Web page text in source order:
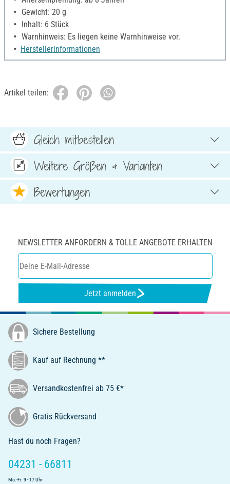
Gewicht: 20 g
Inhalt: 6 Stück
Warnhinweis: Es liegen keine Warnhinweise vor.
Herstellerinformationen
Artikel teilen:
Gleich mitbestellen
Weitere Größen & Varianten
Bewertungen
NEWSLETTER ANFORDERN & TOLLE ANGEBOTE ERHALTEN
Jetzt anmelden
Sichere Bestellung
Kauf auf Rechnung **
Versandkostenfrei ab 75 €*
Gratis Rückversand
Hast du noch Fragen?
04231 - 66811
Mo.-Fr. 9 - 17 Uhr